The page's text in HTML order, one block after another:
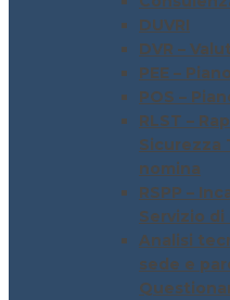
DUVRI
DVR –
PEE –
POS –
RLST –
Sicurezza
nomina
RSPP –
Servizio
Analisi
sede e